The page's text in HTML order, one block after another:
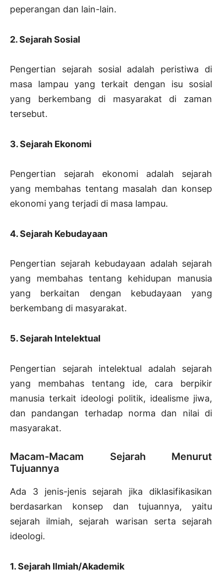
peperangan dan lain-lain.
2. Sejarah Sosial
Pengertian sejarah sosial adalah peristiwa di
masa lampau yang terkait dengan isu sosial
yang berkembang di masyarakat di zaman
tersebut.
3. Sejarah Ekonomi
Pengertian sejarah ekonomi adalah sejarah
yang membahas tentang masalah dan konsep
ekonomi yang terjadi di masa lampau.
4. Sejarah Kebudayaan
Pengertian sejarah kebudayaan adalah sejarah
yang membahas tentang kehidupan manusia
yang berkaitan dengan kebudayaan yang
berkembang di masyarakat.
5. Sejarah Intelektual
Pengertian sejarah intelektual adalah sejarah
yang membahas tentang ide, cara berpikir
manusia terkait ideologi politik, idealisme jiwa,
dan pandangan terhadap norma dan nilai di
masyarakat.
Macam-Macam Sejarah Menurut
Tujuannya
Ada 3 jenis-jenis sejarah jika diklasifikasikan
berdasarkan konsep dan tujuannya, yaitu
sejarah ilmiah, sejarah warisan serta sejarah
ideologi.
1. Sejarah Ilmiah/Akademik